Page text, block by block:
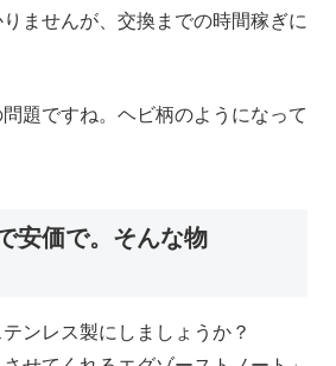
ませんが、交換までの時間稼ぎに
題ですね。ヘビ柄のようになって
安価で。そんな物
ンレス製にしましょうか？